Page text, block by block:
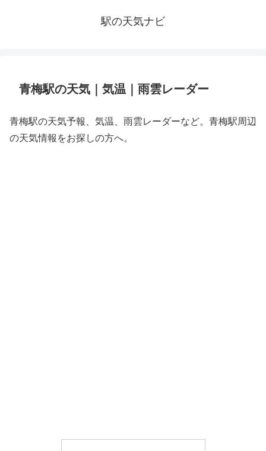
駅の天気ナビ
青梅駅の天気｜気温｜雨雲レーダー
青梅駅の天気予報、気温、雨雲レーダーなど。青梅駅周辺
の天気情報をお探しの方へ。